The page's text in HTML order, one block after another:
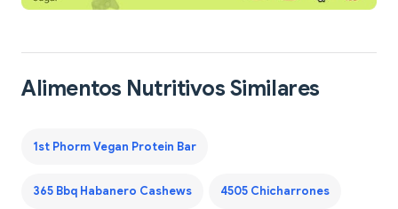
Alimentos Nutritivos Similares
1st Phorm Vegan Protein Bar
365 Bbq Habanero Cashews 4505 Chicharrones